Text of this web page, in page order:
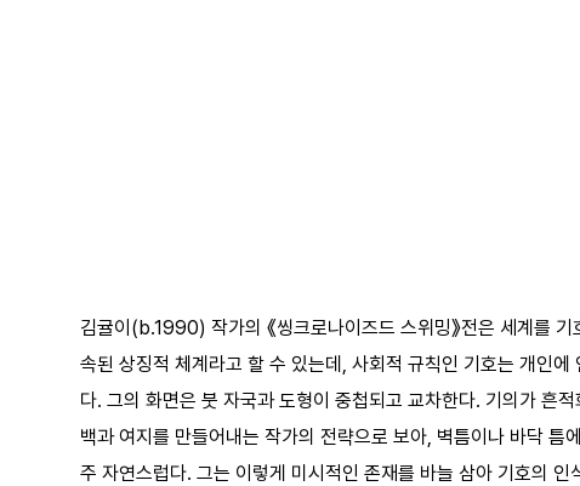
김귤이(b.1990) 작가의 《씽크로나이즈드 스위밍》전은 세계를
속된 상징적 체계라고 할 수 있는데, 사회적 규칙인 기호는 개인
다. 그의 화면은 붓 자국과 도형이 중첩되고 교차한다. 기의가 흔
백과 여지를 만들어내는 작가의 전략으로 보아, 벽틈이나 바닥
주 자연스럽다. 그는 이렇게 미시적인 존재를 바늘 삼아 기호의